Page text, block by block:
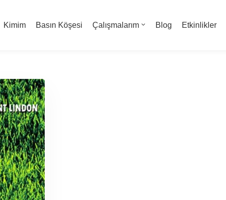
Kimim Basın Köşesi Çalışmalarım Blog Etkinlikler